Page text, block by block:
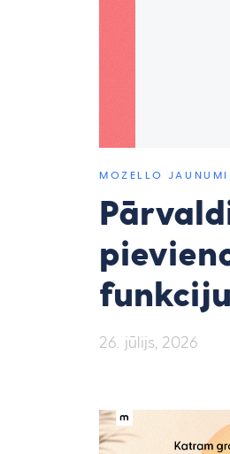
MOZELLO JAUNUMI
funkciju
26. jūlijs, 2026